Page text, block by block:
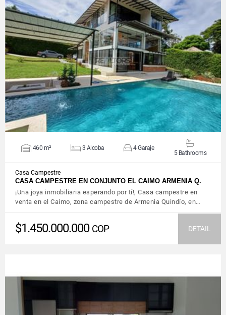
VIEW DETAILS
460 m² 3 Alcoba 4 Garaje
5 Bathrooms
Casa Campestre
CASA CAMPESTRE EN CONJUNTO EL CAIMO ARMENIA Q.
¡Una joya inmobiliaria esperando por tí!, Casa campestre en
venta en el Caimo, zona campestre de Armenia Quindío, en…
$1.450.000.000 COP DETAIL